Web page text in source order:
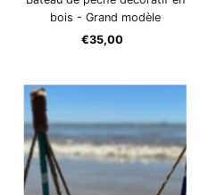
bois - Grand modèle
Prix
€35,00